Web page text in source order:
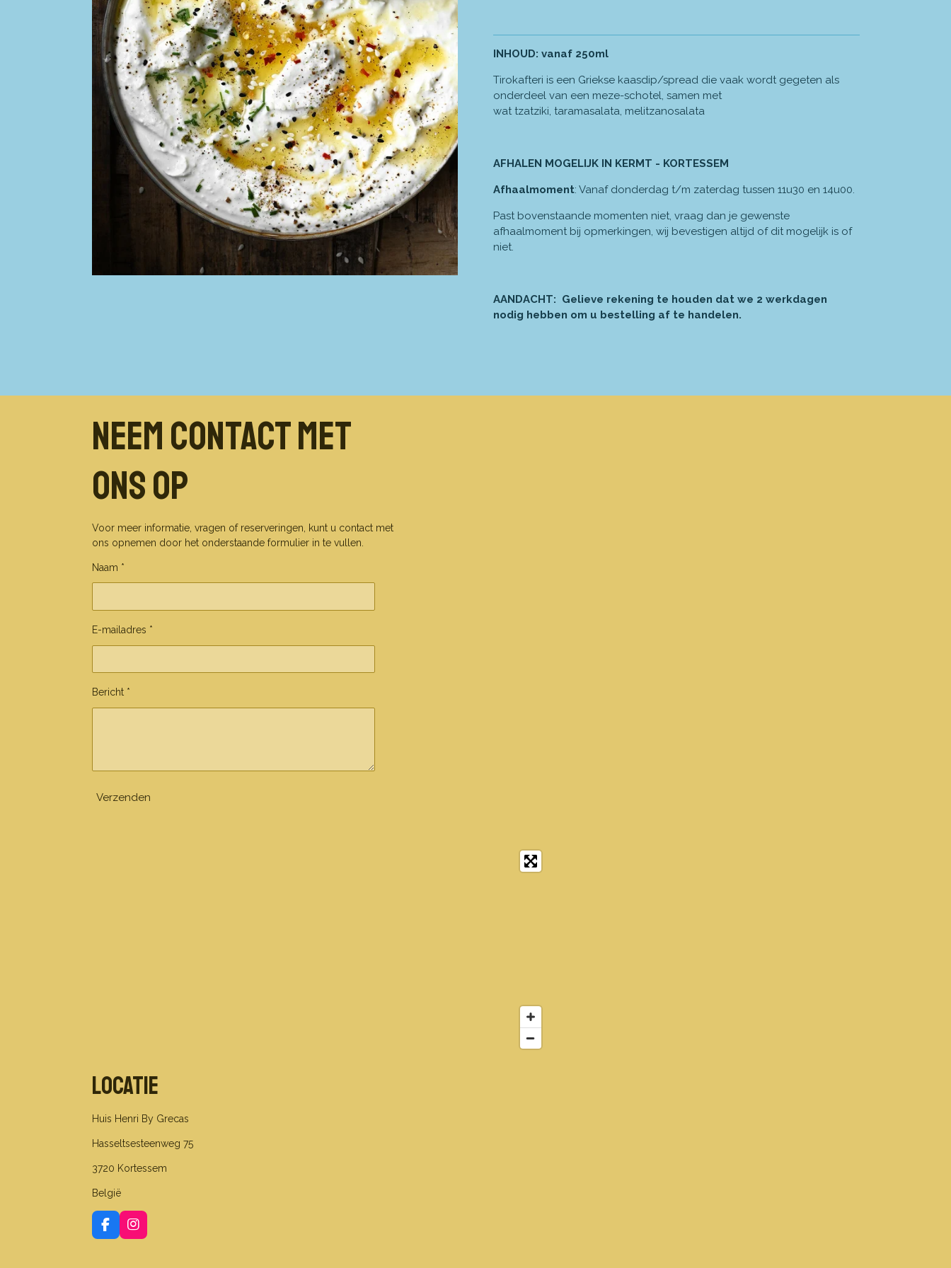
INHOUD: vanaf 250ml
Tirokafteri is een Griekse kaasdip/spread die vaak wordt gegeten als
onderdeel van een meze-schotel, samen met
wat tzatziki, taramasalata, melitzanosalata
AFHALEN MOGELIJK IN KERMT - KORTESSEM
Afhaalmoment: Vanaf donderdag t/m zaterdag tussen 11u30 en 14u00.
Past bovenstaande momenten niet, vraag dan je gewenste
afhaalmoment bij opmerkingen, wij bevestigen altijd of dit mogelijk is of
niet.
AANDACHT: Gelieve rekening te houden dat we 2 werkdagen
nodig hebben om u bestelling af te handelen.
Neem contact met
ons op
Voor meer informatie, vragen of reserveringen, kunt u contact met
ons opnemen door het onderstaande formulier in te vullen.
Naam *
E-mailadres *
Bericht *
Verzenden
Locatie
Huis Henri By Grecas
Hasseltsesteenweg 75
3720 Kortessem
België
F
a
I
n